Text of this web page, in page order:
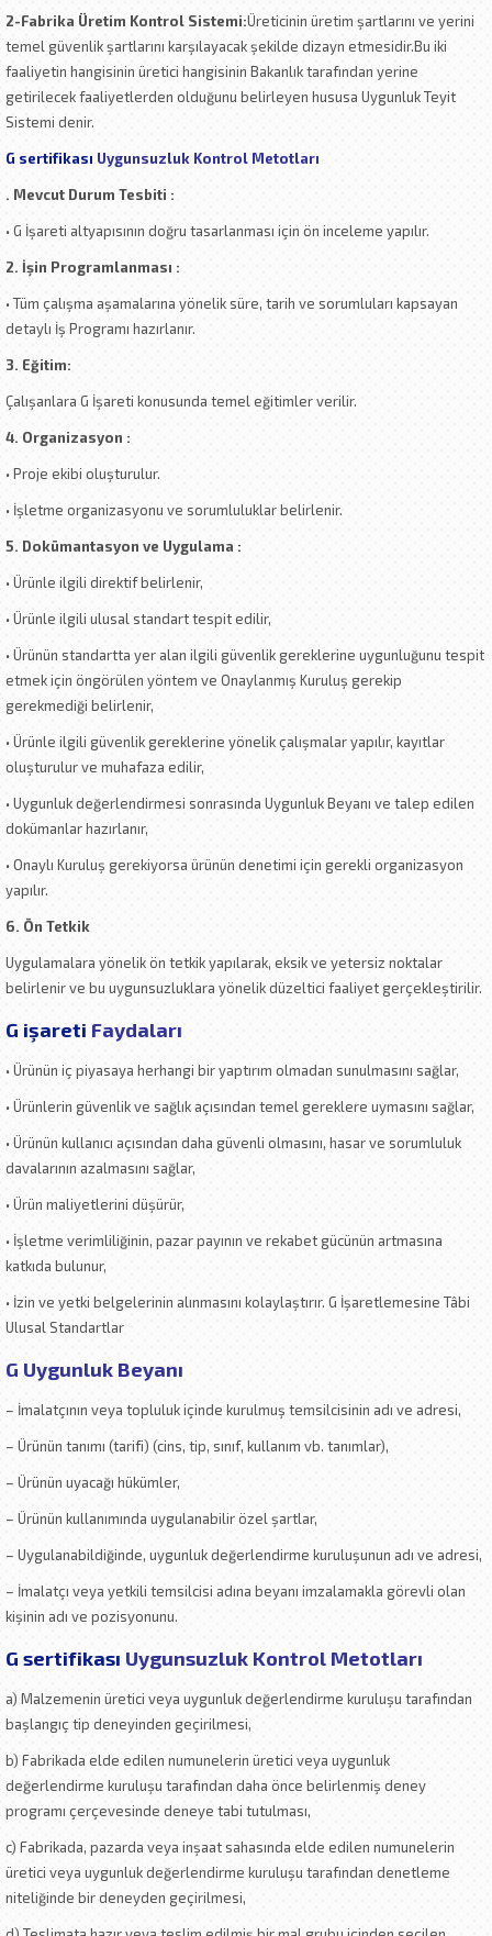
2-Fabrika Üretim Kontrol Sistemi:Üreticinin üretim şartlarını ve yerini
temel güvenlik şartlarını karşılayacak şekilde dizayn etmesidir.Bu iki
faaliyetin hangisinin üretici hangisinin Bakanlık tarafından yerine
getirilecek faaliyetlerden olduğunu belirleyen hususa Uygunluk Teyit
Sistemi denir.
G sertifikası Uygunsuzluk Kontrol Metotları
. Mevcut Durum Tesbiti :
• G İşareti altyapısının doğru tasarlanması için ön inceleme yapılır.
2. İşin Programlanması :
• Tüm çalışma aşamalarına yönelik süre, tarih ve sorumluları kapsayan
detaylı İş Programı hazırlanır.
3. Eğitim:
Çalışanlara G İşareti konusunda temel eğitimler verilir.
4. Organizasyon :
• Proje ekibi oluşturulur.
• İşletme organizasyonu ve sorumluluklar belirlenir.
5. Dokümantasyon ve Uygulama :
• Ürünle ilgili direktif belirlenir,
• Ürünle ilgili ulusal standart tespit edilir,
• Ürünün standartta yer alan ilgili güvenlik gereklerine uygunluğunu tespit
etmek için öngörülen yöntem ve Onaylanmış Kuruluş gerekip
gerekmediği belirlenir,
• Ürünle ilgili güvenlik gereklerine yönelik çalışmalar yapılır, kayıtlar
oluşturulur ve muhafaza edilir,
• Uygunluk değerlendirmesi sonrasında Uygunluk Beyanı ve talep edilen
dokümanlar hazırlanır,
• Onaylı Kuruluş gerekiyorsa ürünün denetimi için gerekli organizasyon
yapılır.
6. Ön Tetkik
Uygulamalara yönelik ön tetkik yapılarak, eksik ve yetersiz noktalar
belirlenir ve bu uygunsuzluklara yönelik düzeltici faaliyet gerçekleştirilir.
G işareti Faydaları
• Ürünün iç piyasaya herhangi bir yaptırım olmadan sunulmasını sağlar,
• Ürünlerin güvenlik ve sağlık açısından temel gereklere uymasını sağlar,
• Ürünün kullanıcı açısından daha güvenli olmasını, hasar ve sorumluluk
davalarının azalmasını sağlar,
• Ürün maliyetlerini düşürür,
• İşletme verimliliğinin, pazar payının ve rekabet gücünün artmasına
katkıda bulunur,
• İzin ve yetki belgelerinin alınmasını kolaylaştırır. G İşaretlemesine Tâbi
Ulusal Standartlar
G Uygunluk Beyanı
– İmalatçının veya topluluk içinde kurulmuş temsilcisinin adı ve adresi,
– Ürünün tanımı (tarifi) (cins, tip, sınıf, kullanım vb. tanımlar),
– Ürünün uyacağı hükümler,
– Ürünün kullanımında uygulanabilir özel şartlar,
– Uygulanabildiğinde, uygunluk değerlendirme kuruluşunun adı ve adresi,
– İmalatçı veya yetkili temsilcisi adına beyanı imzalamakla görevli olan
kişinin adı ve pozisyonunu.
G sertifikası Uygunsuzluk Kontrol Metotları
a) Malzemenin üretici veya uygunluk değerlendirme kuruluşu tarafından
başlangıç tip deneyinden geçirilmesi,
b) Fabrikada elde edilen numunelerin üretici veya uygunluk
değerlendirme kuruluşu tarafından daha önce belirlenmiş deney
programı çerçevesinde deneye tabi tutulması,
c) Fabrikada, pazarda veya inşaat sahasında elde edilen numunelerin
üretici veya uygunluk değerlendirme kuruluşu tarafından denetleme
niteliğinde bir deneyden geçirilmesi,